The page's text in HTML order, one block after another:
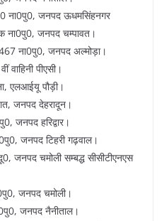
ना0पु0, जनपद ऊधमसिंहनगर
ना0पु0, जनपद चम्पावत।
ना0पु0, जनपद अल्मोड़ा।
पीएसी।
एलआईयू पौड़ी।
जनपद देहरादून।
जनपद हरिद्वार।
जनपद टिहरी गढ़वाल।
जनपद चमोली सम्बद्ध सीसीटीएनएस
जनपद चमोली।
जनपद नैनीताल।